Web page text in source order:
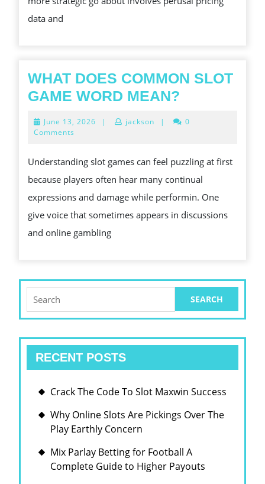
DATA
BETS
data and
WHAT DOES COMMON SLOT
GAME WORD MEAN?
GAME
WORD
MEAN?
June 13, 2026 June
| jackson |
0
Comments
Understanding slot games can feel puzzling at first
because players often hear many continual
expressions and damage while performin. One
give voice that sometimes appears in discussions
and online gambling
for:
RECENT POSTS
Crack The Code To Slot Maxwin Success
Why Online Slots Are Pickings Over The
Play Earthly Concern
Mix Parlay Betting for Football A
Complete Guide to Higher Payouts